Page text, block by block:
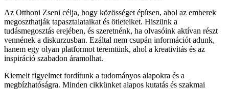
Az Otthoni Zseni célja, hogy közösséget építsen, ahol az emberek
megoszthatják tapasztalataikat és ötleteiket. Hiszünk a
tudásmegosztás erejében, és szeretnénk, ha olvasóink aktívan részt
vennének a diskurzusban. Ezáltal nem csupán információt adunk,
hanem egy olyan platformot teremtünk, ahol a kreativitás és az
inspiráció szabadon áramolhat.
Kiemelt figyelmet fordítunk a tudományos alapokra és a
megbízhatóságra. Minden cikkünket alapos kutatás és szakmai